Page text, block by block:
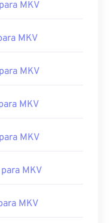
que ele pode
apropriados,
de um site
MKV
MKV
MKV
MKV
MKV
MKV
MKV